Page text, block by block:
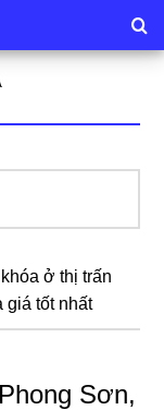
ở thị trấn
giá tốt nhất
Sơn,